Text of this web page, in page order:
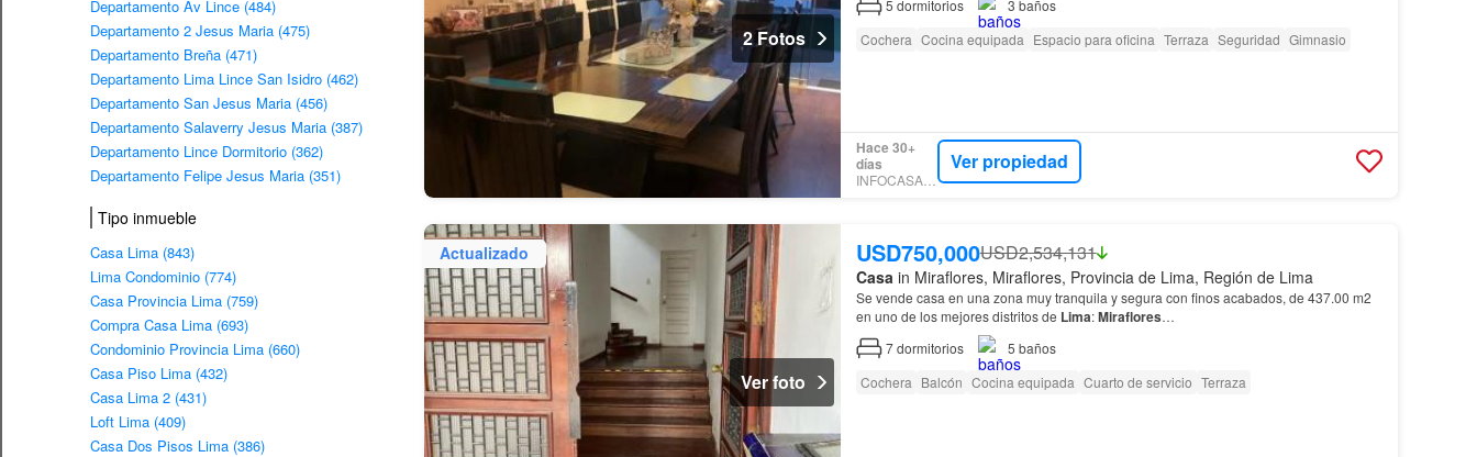
Departamento Av Lince (484)
Departamento 2 Jesus Maria (475)
Departamento Breña (471)
Departamento Lima Lince San Isidro (462)
Departamento San Jesus Maria (456)
Departamento Salaverry Jesus Maria (387)
Departamento Lince Dormitorio (362)
Departamento Felipe Jesus Maria (351)
Tipo inmueble
Casa Lima (843)
Lima Condominio (774)
Casa Provincia Lima (759)
Compra Casa Lima (693)
Condominio Provincia Lima (660)
Casa Piso Lima (432)
Casa Lima 2 (431)
Loft Lima (409)
Casa Dos Pisos Lima (386)
2 Fotos
5 dormitorios 3 baños
Cochera Cocina equipada Espacio para oficina Terraza Seguridad Gimnasio
Hace 30+
días
INFOCASAS.PE
Ver propiedad
Actualizado
Ver foto
USD750,000USD2,534,131
Casa in Miraflores, Miraflores, Provincia de Lima, Región de Lima
Se vende casa en una zona muy tranquila y segura con finos acabados, de 437.00 m2
en uno de los mejores distritos de Lima:Miraflores…
7dormitorios 5 baños
Cochera Balcón Cocina equipada Cuarto de servicio Terraza